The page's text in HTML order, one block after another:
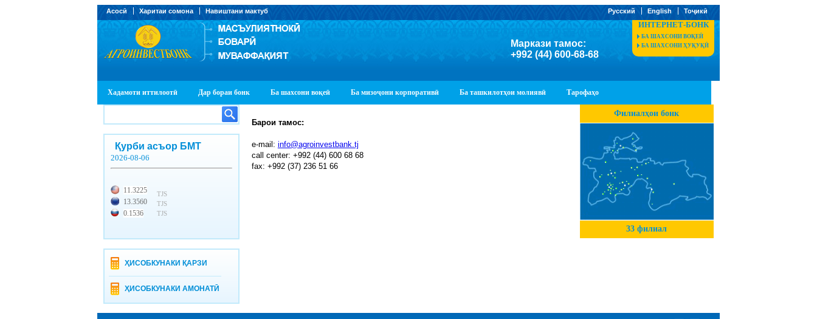
Асосӣ Харитаи сомона Навиштани мактуб Русский English Тоҷикӣ
Маркази тамос:
+992 (44) 600-68-68
ИНТЕРНЕТ-БОНК
БА ШАХСОНИ ВОҚЕӢ
БА ШАХСОНИ ҲУҚУҚӢ
Хадамоти иттилоотӣ Дар бораи бонк Ба шахсони воқеӣ Ба мизоҷони корпоративӣ Ба ташкилотҳои молиявӣ Тарофаҳо
Қурби асъор БМТ
2026-08-06
11.3225
13.3560
0.1536
TJS
TJS
TJS
ҲИСОБКУНАКИ ҚАРЗИ
ҲИСОБКУНАКИ АМОНАТӢ
Барои тамос:
е-mail: info@agroinvestbank.tj
call center: +992 (44) 600 68 68
fax: +992 (37) 236 51 66
Филиалҳои бонк
33 филиал